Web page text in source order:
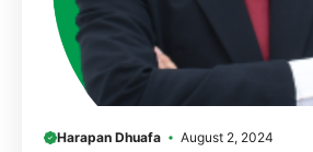
Harapan Dhuafa August 2, 2024